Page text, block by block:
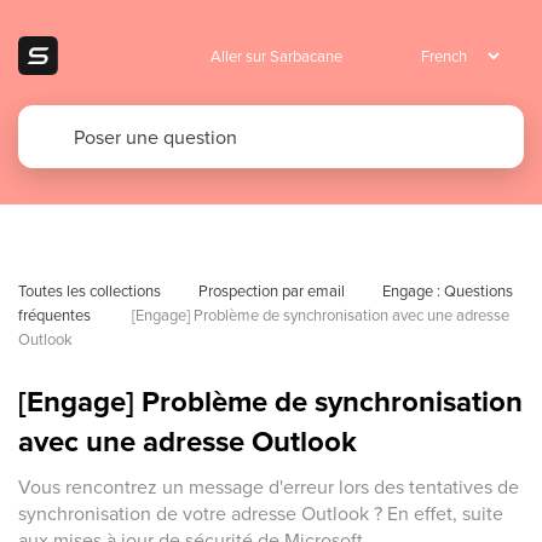
Aller sur Sarbacane
Toutes les collections Prospection par email
Engage : Questions
fréquentes
[Engage] Problème de synchronisation avec une adresse
Outlook
[Engage] Problème de synchronisation
avec une adresse Outlook
Vous rencontrez un message d'erreur lors des tentatives de
synchronisation de votre adresse Outlook ? En effet, suite